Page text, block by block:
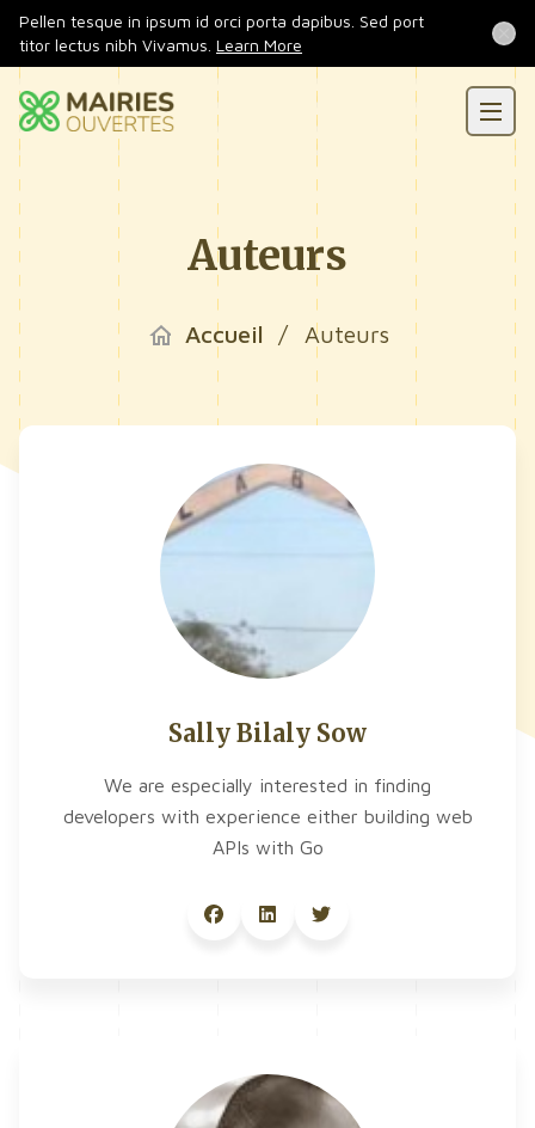
Pellen tesque in ipsum id orci porta dapibus. Sed port
titor lectus nibh Vivamus. Learn More
Actualités
Auteurs
Accueil / Auteurs
Sally Bilaly Sow
We are especially interested in finding
developers with experience either building web
APIs with Go